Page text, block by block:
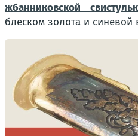
жбанниковской
блеском золота и синевой